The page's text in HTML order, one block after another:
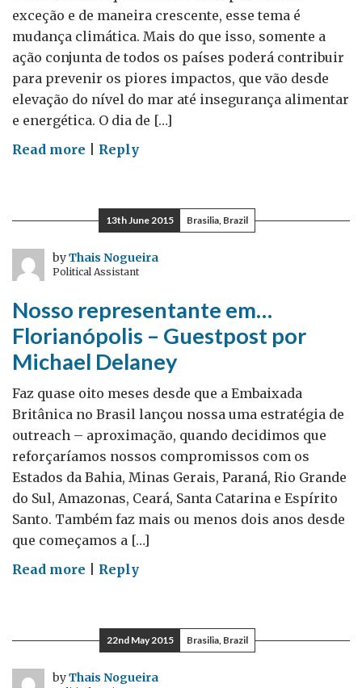
exceção e de maneira crescente, esse tema é
mudança climática. Mais do que isso, somente a
ação conjunta de todos os países poderá contribuir
para prevenir os piores impactos, que vão desde
elevação do nível do mar até insegurança alimentar
e energética. O dia de […]
Read more on
Diplomacia
Climática
–
Guestpost
Camila
Gramkow
Reply
13th June 2015 Brasilia, Brazil
byThais Nogueira
Political Assistant
Nosso representante em…
Florianópolis – Guestpost por
Michael Delaney
Faz quase oito meses desde que a Embaixada
Britânica no Brasil lançou nossa uma estratégia de
outreach – aproximação, quando decidimos que
reforçaríamos nossos compromissos com os
Estados da Bahia, Minas Gerais, Paraná, Rio Grande
do Sul, Amazonas, Ceará, Santa Catarina e Espírito
Santo. Também faz mais ou menos dois anos desde
que começamos a […]
Read more on
em…
Florianópolis
–
Reply
22nd May 2015 Brasilia, Brazil
byThais Nogueira